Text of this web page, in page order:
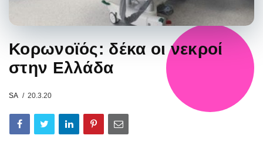
Κορωνοϊός: δέκα οι νεκροί
στην Ελλάδα
SA 20.3.20